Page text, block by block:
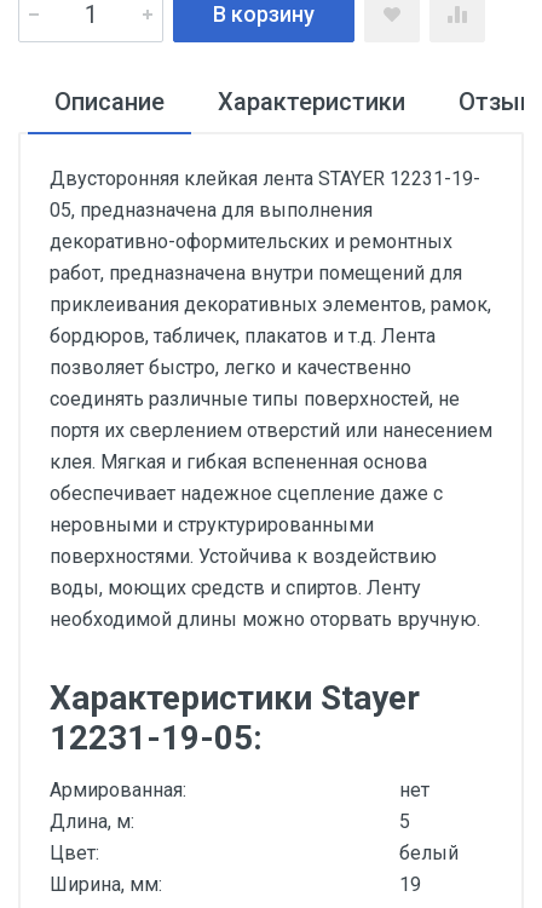
В корзину
Описание Характеристики
Двусторонняя клейкая лента STAYER 12231-19-
05, предназначена для выполнения
декоративно-оформительских и ремонтных
работ, предназначена внутри помещений для
приклеивания декоративных элементов, рамок,
бордюров, табличек, плакатов и т.д. Лента
позволяет быстро, легко и качественно
соединять различные типы поверхностей, не
портя их сверлением отверстий или нанесением
клея. Мягкая и гибкая вспененная основа
обеспечивает надежное сцепление даже с
неровными и структурированными
поверхностями. Устойчива к воздействию
воды, моющих средств и спиртов. Ленту
необходимой длины можно оторвать вручную.
Характеристики Stayer
12231-19-05:
Армированная:
нет
Длина, м:
5
Цвет:
белый
Ширина, мм:
19